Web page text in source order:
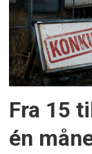
Fra 15
én